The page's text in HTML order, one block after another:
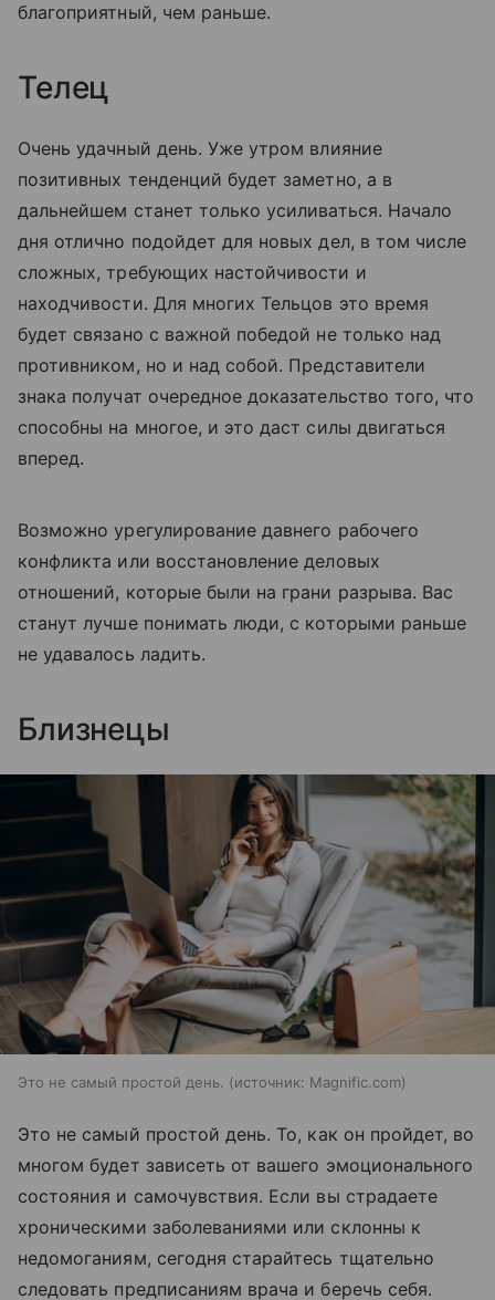
благоприятный, чем раньше.
Телец
Очень удачный день. Уже утром влияние
позитивных тенденций будет заметно, а в
дальнейшем станет только усиливаться. Начало
дня отлично подойдет для новых дел, в том числе
сложных, требующих настойчивости и
находчивости. Для многих Тельцов это время
будет связано с важной победой не только над
противником, но и над собой. Представители
знака получат очередное доказательство того, что
способны на многое, и это даст силы двигаться
вперед.
Возможно урегулирование давнего рабочего
конфликта или восстановление деловых
отношений, которые были на грани разрыва. Вас
станут лучше понимать люди, с которыми раньше
не удавалось ладить.
Близнецы
Это не самый простой день. источник: Magnific.com
Это не самый простой день. То, как он пройдет, во
многом будет зависеть от вашего эмоционального
состояния и самочувствия. Если вы страдаете
хроническими заболеваниями или склонны к
недомоганиям, сегодня старайтесь тщательно
следовать предписаниям врача и беречь себя.